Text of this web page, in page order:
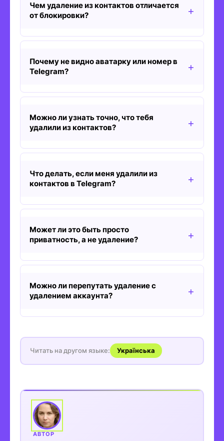
Чем удаление из контактов отличается
от блокировки?
Почему не видно аватарку или номер в
Telegram?
Можно ли узнать точно, что тебя
удалили из контактов?
Что делать, если меня удалили из
контактов в Telegram?
Может ли это быть просто
приватность, а не удаление?
Можно ли перепутать удаление с
удалением аккаунта?
Читать на другом языке: Українська